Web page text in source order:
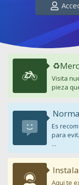
Visita
pieza
Es
para
...
Aqui te